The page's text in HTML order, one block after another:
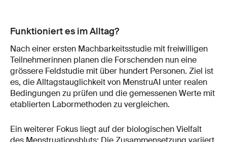
Funktioniert es im Alltag?
Nach einer ersten Machbarkeitsstudie mit freiwilligen
Teilnehmerinnen planen die Forschenden nun eine
grössere Feldstudie mit über hundert Personen. Ziel ist
es, die Alltagstauglichkeit von MenstruAI unter realen
Bedingungen zu prüfen und die gemessenen Werte mit
etablierten Labormethoden zu vergleichen.
Ein weiterer Fokus liegt auf der biologischen Vielfalt